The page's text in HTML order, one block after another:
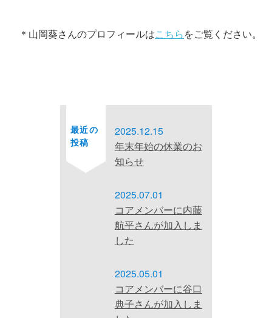
＊山岡葵さんのプロフィールはこちらをご覧ください。
最近の
投稿
2025.12.15
年末年始の休業のお
知らせ
2025.07.01
コアメンバーに内藤
航平さんが加入しま
した
2025.05.01
コアメンバーに谷口
典子さんが加入しま